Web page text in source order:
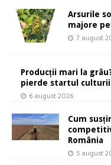
Arsurile
majore
7 august
Producții mari la
pierde startul
6 august 2026
Cum
România
5 august